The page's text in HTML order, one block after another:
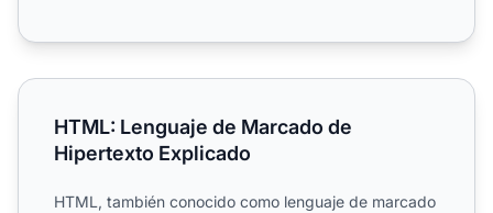
HTML: Lenguaje de Marcado de Hipertexto Explicado
HTML: Lenguaje de Marcado de
Hipertexto Explicado
HTML, también conocido como lenguaje de marcado